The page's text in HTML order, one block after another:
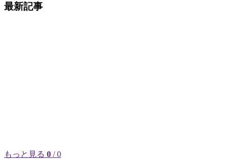
最新記事
もっと見る 0 / 0